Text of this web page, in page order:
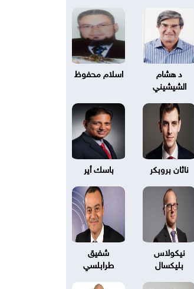
د هشام
الشيشيني
اسلام محفوظ
ناثان بروبكر باسك أير
نيكولاس
بليكسال
شفيق
طرابلسي